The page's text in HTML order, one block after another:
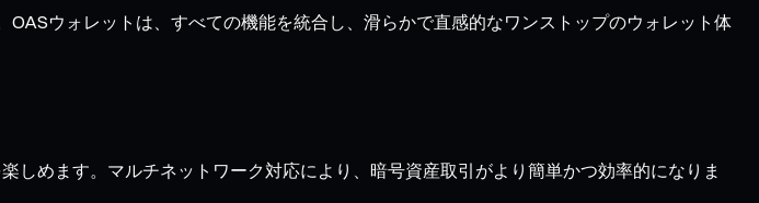
ウォレットは、すべての機能を統合し、滑らかで直感的なワンストップのウォレット体
めます。マルチネットワーク対応により、暗号資産取引がより簡単かつ効率的になりま